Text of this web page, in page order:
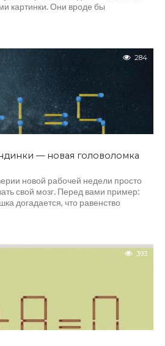
картинки. Они вроде бы
284
— новая головоломка
новой рабочей недели просто
свой мозг. Перед вами пример:
догадается, что равенство
393